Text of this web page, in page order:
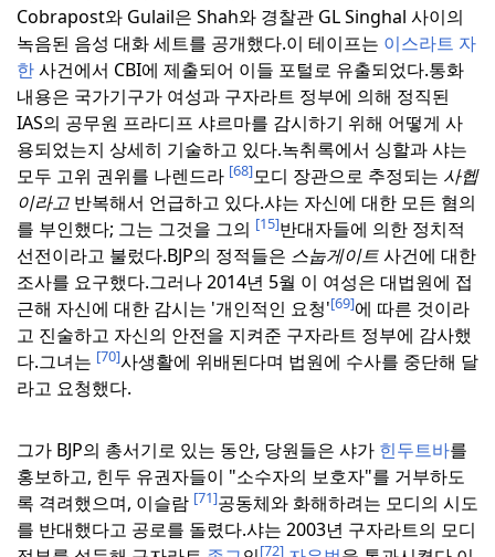
Cobrapost와 Gulail은 Shah와 경찰관 GL Singhal 사이의
녹음된 음성 대화 세트를 공개했다.이 테이프는 이스라트 자
한사건에서 CBI에 제출되어 이들 포털로 유출되었다.통화
내용은 국가기구가 여성과 구자라트 정부에 의해 정직된
IAS의 공무원 프라디프 샤르마를 감시하기 위해 어떻게 사
용되었는지 상세히 기술하고 있다.녹취록에서 싱할과 샤는
모두 고위 권위를 나렌드라 [68]모디 장관으로 추정되는 사헵
이라고 반복해서 언급하고 있다.샤는 자신에 대한 모든 혐의
를 부인했다; 그는 그것을 그의 [15]반대자들에 의한 정치적
선전이라고 불렀다.BJP의 정적들은 스눕게이트사건에 대한
조사를 요구했다.그러나 2014년 5월 이 여성은 대법원에 접
근해 자신에 대한 감시는 '개인적인 요청'[69]에 따른 것이라
고 진술하고 자신의 안전을 지켜준 구자라트 정부에 감사했
다.그녀는 [70]사생활에 위배된다며 법원에 수사를 중단해 달
라고 요청했다.
그가 BJP의 총서기로 있는 동안, 당원들은 샤가 힌두트바를
홍보하고, 힌두 유권자들이 "소수자의 보호자"를 거부하도
록 격려했으며, 이슬람 [71]공동체와 화해하려는 모디의 시도
를 반대했다고 공로를 돌렸다.샤는 2003년 구자라트의 모디
[72]